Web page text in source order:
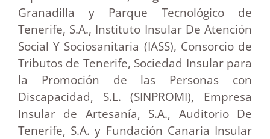
Granadilla y Parque Tecnológico de
Tenerife, S.A., Instituto Insular De Atención
Social Y Sociosanitaria (IASS), Consorcio de
Tributos de Tenerife, Sociedad Insular para
la Promoción de las Personas con
Discapacidad, S.L. (SINPROMI), Empresa
Insular de Artesanía, S.A., Auditorio De
Tenerife, S.A. y Fundación Canaria Insular